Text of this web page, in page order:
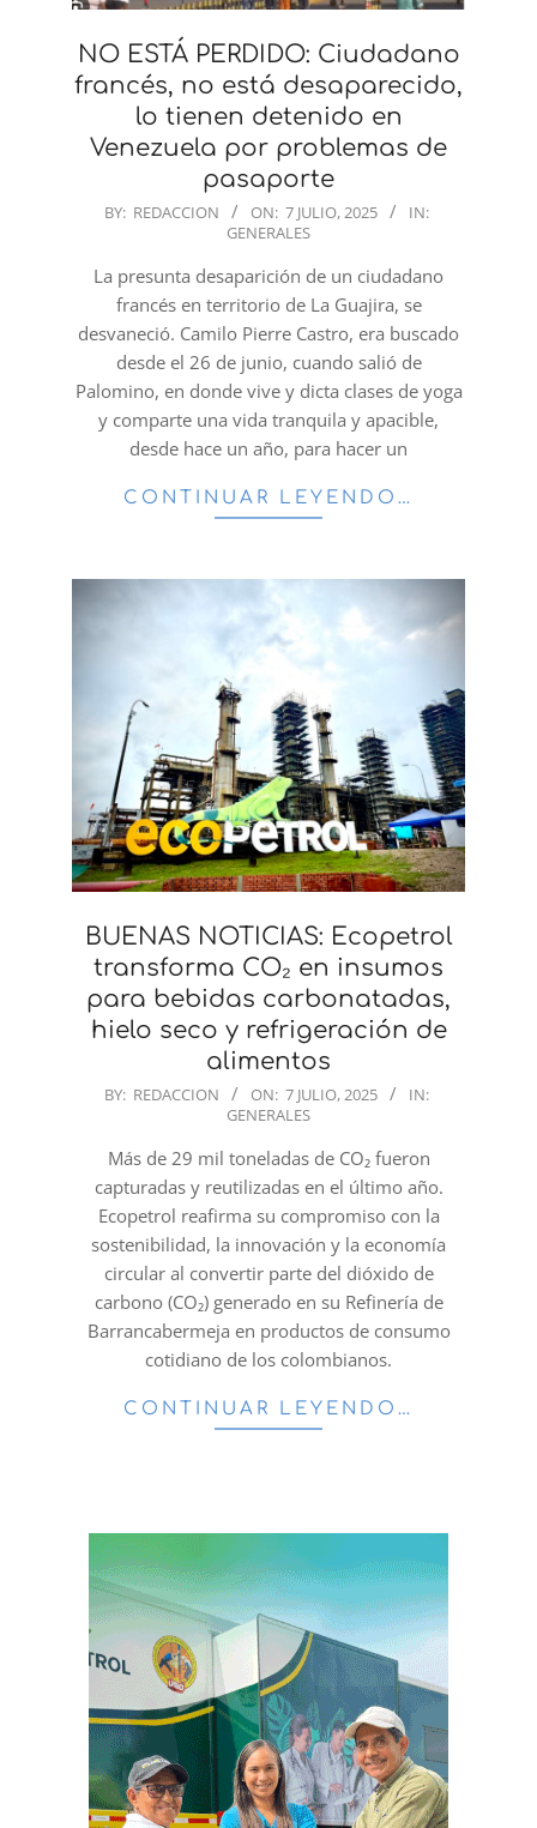
NO ESTÁ PERDIDO: Ciudadano
francés, no está desaparecido,
lo tienen detenido en
Venezuela por problemas de
pasaporte
2025-
BY: REDACCION ON: 7 JULIO, 2025
IN:
GENERALES
La presunta desaparición de un ciudadano
francés en territorio de La Guajira, se
desvaneció. Camilo Pierre Castro, era buscado
desde el 26 de junio, cuando salió de
Palomino, en donde vive y dicta clases de yoga
y comparte una vida tranquila y apacible,
desde hace un año, para hacer un
CONTINUAR LEYENDO…
BUENAS NOTICIAS: Ecopetrol
transforma CO₂ en insumos
para bebidas carbonatadas,
hielo seco y refrigeración de
alimentos
2025-
BY: REDACCION ON: 7 JULIO, 2025
IN:
GENERALES
Más de 29 mil toneladas de CO₂ fueron
capturadas y reutilizadas en el último año.
Ecopetrol reafirma su compromiso con la
sostenibilidad, la innovación y la economía
circular al convertir parte del dióxido de
carbono (CO₂) generado en su Refinería de
Barrancabermeja en productos de consumo
cotidiano de los colombianos.
CONTINUAR LEYENDO…